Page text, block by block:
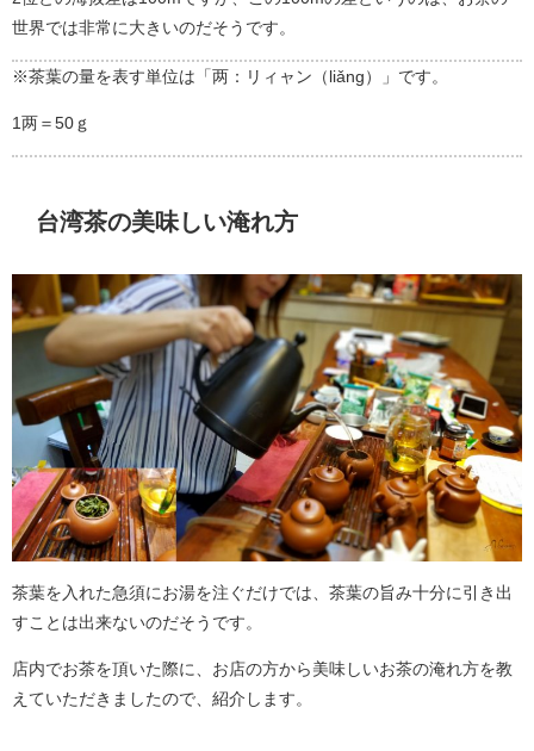
世界では非常に大きいのだそうです。
※茶葉の量を表す単位は「两：リィャン（liǎng）」です。
1两＝50ｇ
台湾茶の美味しい淹れ方
茶葉を入れた急須にお湯を注ぐだけでは、茶葉の旨み十分に引き出
すことは出来ないのだそうです。
店内でお茶を頂いた際に、お店の方から美味しいお茶の淹れ方を教
えていただきましたので、紹介します。